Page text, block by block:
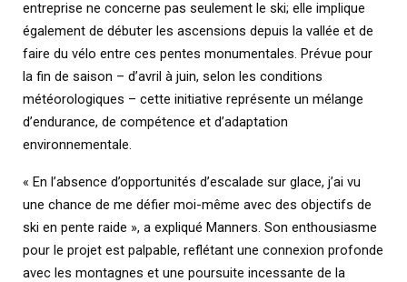
entreprise ne concerne pas seulement le ski; elle implique
également de débuter les ascensions depuis la vallée et de
faire du vélo entre ces pentes monumentales. Prévue pour
la fin de saison – d’avril à juin, selon les conditions
météorologiques – cette initiative représente un mélange
d’endurance, de compétence et d’adaptation
environnementale.
« En l’absence d’opportunités d’escalade sur glace, j’ai vu
une chance de me défier moi-même avec des objectifs de
ski en pente raide », a expliqué Manners. Son enthousiasme
pour le projet est palpable, reflétant une connexion profonde
avec les montagnes et une poursuite incessante de la